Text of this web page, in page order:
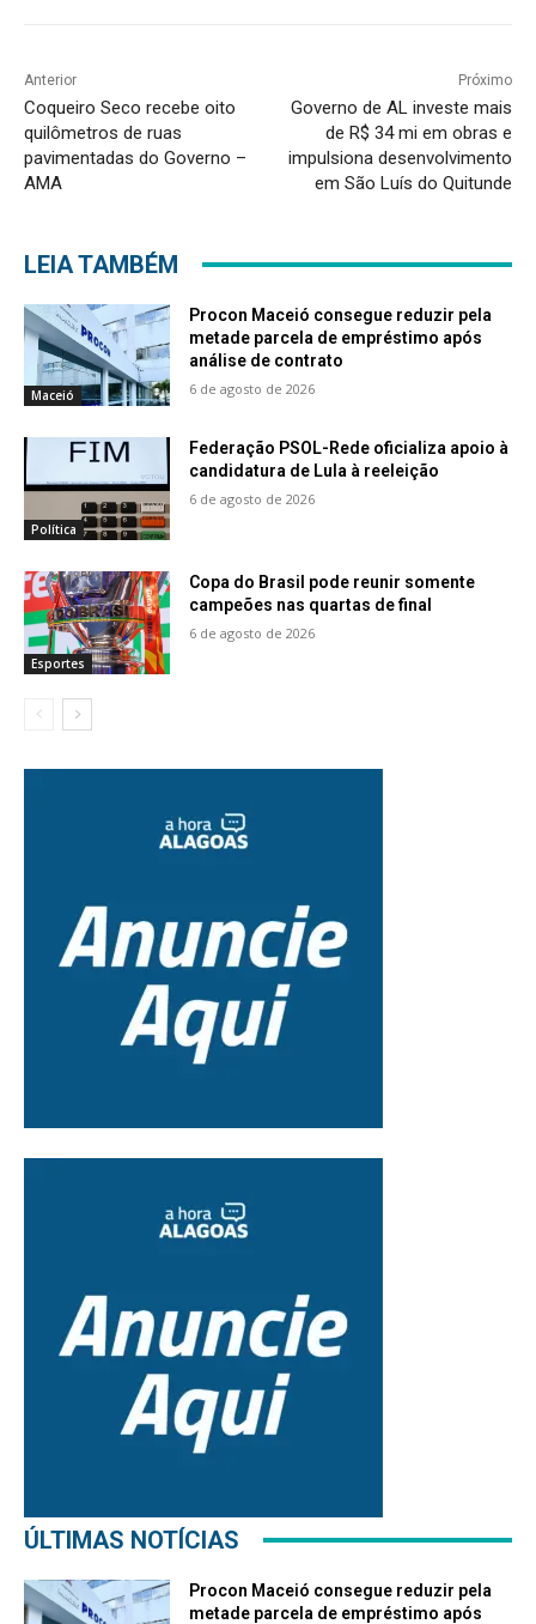
Anterior
Coqueiro Seco recebe oito
quilômetros de ruas
pavimentadas do Governo –
AMA
Próximo
Governo de AL investe mais
de R$ 34 mi em obras e
impulsiona desenvolvimento
em São Luís do Quitunde
LEIA TAMBÉM
Maceió
Procon Maceió consegue reduzir pela
metade parcela de empréstimo após
análise de contrato
6 de agosto de 2026
Política
Federação PSOL-Rede oficializa apoio à
candidatura de Lula à reeleição
6 de agosto de 2026
Esportes
Copa do Brasil pode reunir somente
campeões nas quartas de final
6 de agosto de 2026
ÚLTIMAS NOTÍCIAS
Procon Maceió consegue reduzir pela
metade parcela de empréstimo após